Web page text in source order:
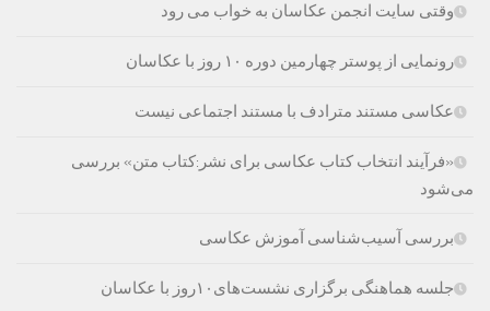
وقتی سایت انجمن عکاسان به خواب می رود
رونمایی از پوستر چهارمین دوره ۱۰ روز با عکاسان
عکاسی مستند مترادف با مستند اجتماعی نیست
«فرآیند انتخاب کتاب‌ عکاسی برای نشر:کتاب متن» بررسی
می‌شود
بررسی آسیب‌شناسی آموزش عکاسی
جلسه هماهنگی برگزاری نشست‌های۱۰روز با عکاسان